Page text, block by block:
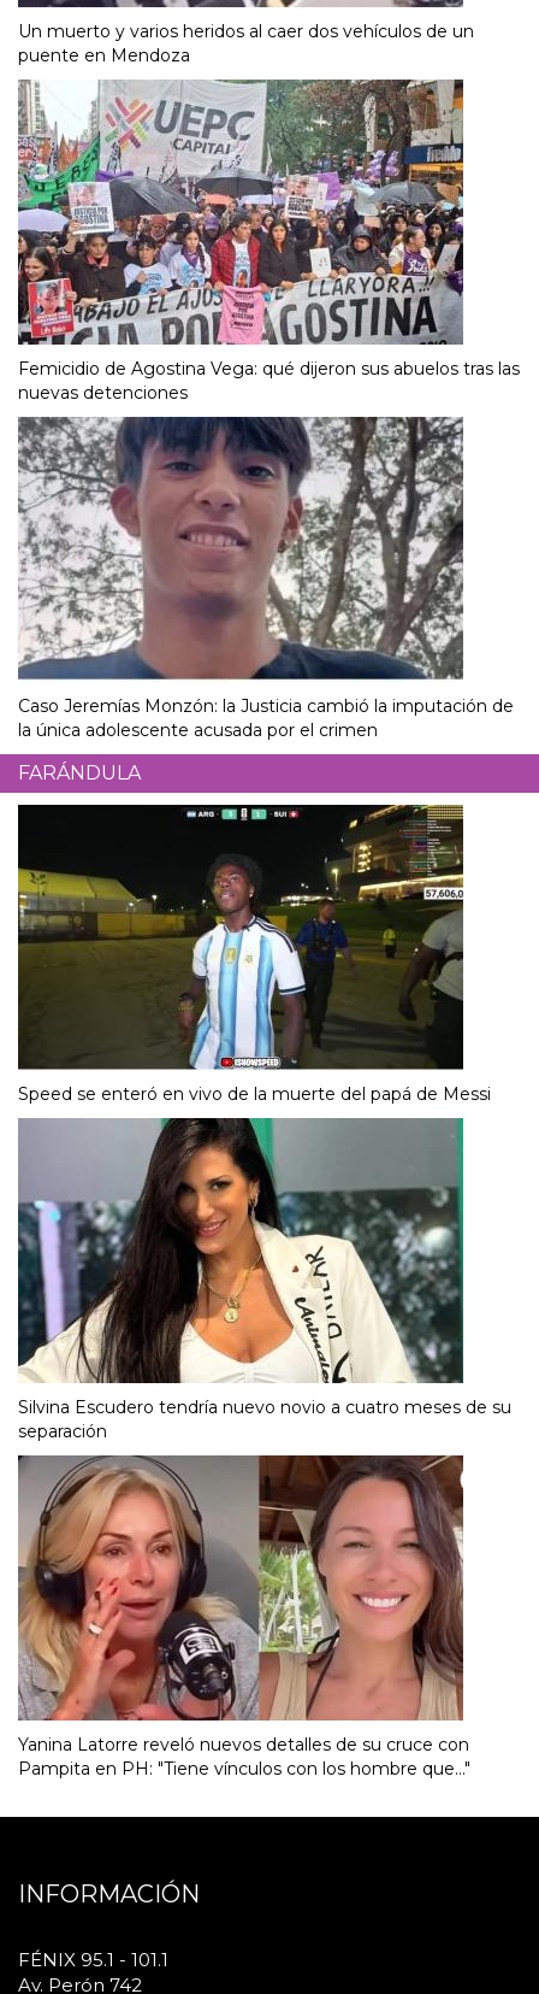
Un muerto y varios heridos al caer dos vehículos de un
puente en Mendoza
Femicidio de Agostina Vega: qué dijeron sus abuelos tras las
nuevas detenciones
Caso Jeremías Monzón: la Justicia cambió la imputación de
la única adolescente acusada por el crimen
FARÁNDULA
Speed se enteró en vivo de la muerte del papá de Messi
Silvina Escudero tendría nuevo novio a cuatro meses de su
separación
Yanina Latorre reveló nuevos detalles de su cruce con
Pampita en PH: "Tiene vínculos con los hombre que..."
INFORMACIÓN
FÉNIX 95.1 - 101.1
Av. Perón 742